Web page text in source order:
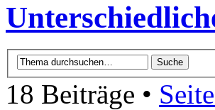
18 Beiträge • Seite